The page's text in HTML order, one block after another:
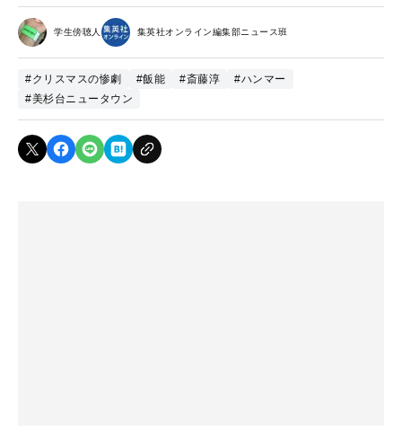
学生傍聴人 集英社オンライン編集部ニュース班
#クリスマスの惨劇 #飯能 #斎藤淳
#ハンマー
#美杉台ニュータウン